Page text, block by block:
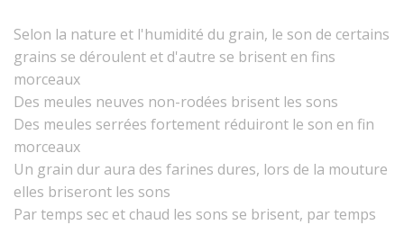
Selon la nature et l'humidité du grain, le son de certains
grains se déroulent et d'autre se brisent en fins
morceaux
Des meules neuves non-rodées brisent les sons
Des meules serrées fortement réduiront le son en fin
morceaux
Un grain dur aura des farines dures, lors de la mouture
elles briseront les sons
Par temps sec et chaud les sons se brisent, par temps